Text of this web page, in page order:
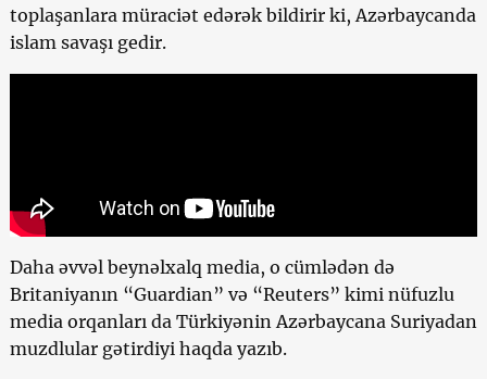
toplaşanlara müraciət edərək bildirir ki, Azərbaycanda
islam savaşı gedir.
Daha əvvəl beynəlxalq media, o cümlədən də
Britaniyanın “Guardian” və “Reuters” kimi nüfuzlu
media orqanları da Türkiyənin Azərbaycana Suriyadan
muzdlular gətirdiyi haqda yazıb.